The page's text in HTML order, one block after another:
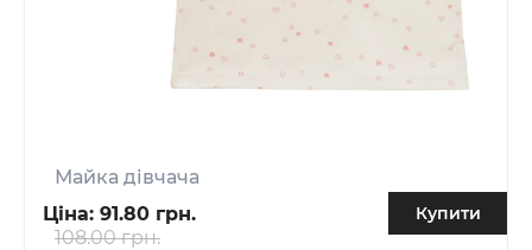
Майка дівчача
Ціна: 91.80 грн.
108.00 грн.
Купити